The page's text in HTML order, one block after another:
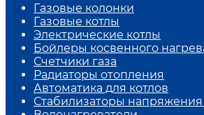
Газовые колонки
Газовые котлы
Электрические котлы
Бойлеры косвенного
Счетчики газа
Радиаторы отопления
Автоматика для котлов
Стабилизаторы напряжения